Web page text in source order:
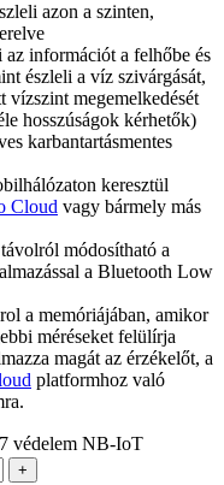
azon a szinten,
információt a felhőbe és
észleli a víz szivárgását,
vízszint megemelkedését
hosszúságok kérhetők)
karbantartásmentes
keresztül
Cloud vagy bármely más
módosítható a
a Bluetooth Low
a memóriájában, amikor
méréseket felülírja
magát az érzékelőt, a
platformhoz való
védelem NB-IoT